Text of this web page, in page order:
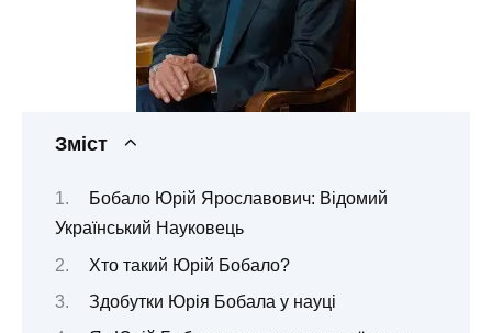
Зміст
Бобало Юрій Ярославович: Відомий
Український Науковець
Хто такий Юрій Бобало?
Здобутки Юрія Бобала у науці